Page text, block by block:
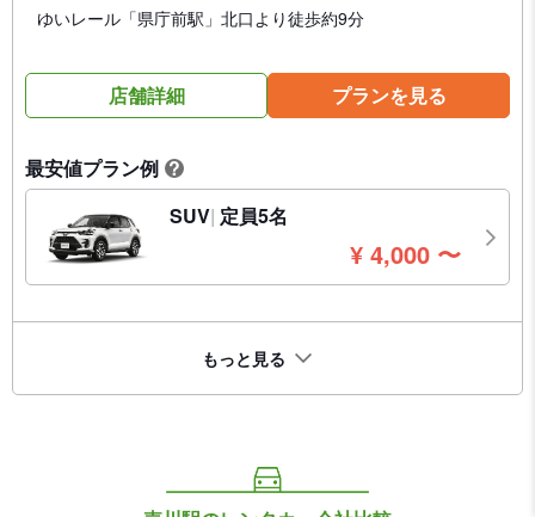
ゆいレール「県庁前駅」北口より徒歩約9分
店舗詳細 プランを見る
最安値プラン例 ?
SUV 定員5名
¥ 4,000 円
〜
もっと見る